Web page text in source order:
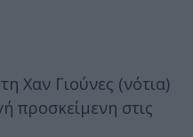
Χαν Γιούνες (νότια)
προσκείμενη στις